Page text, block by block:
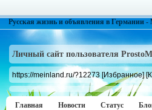
Русская жизнь и объявления в Германии
Личный сайт пользователя
https://meinland.ru/?12273 [Избранное]
Главная Новости Статус